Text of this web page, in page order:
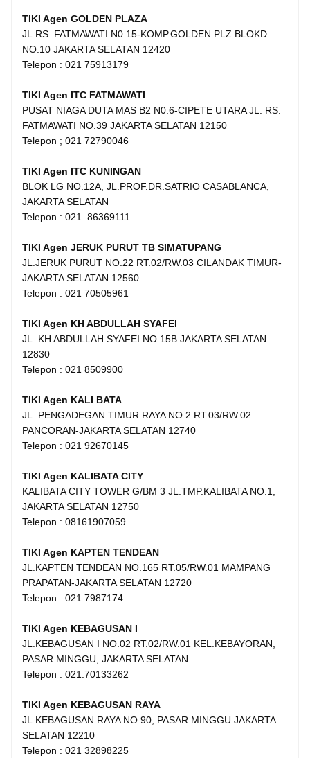
TIKI Agen GOLDEN PLAZA
JL.RS. FATMAWATI N0.15-KOMP.GOLDEN PLZ.BLOKD
NO.10 JAKARTA SELATAN 12420
Telepon : 021 75913179
TIKI Agen ITC FATMAWATI
PUSAT NIAGA DUTA MAS B2 N0.6-CIPETE UTARA JL. RS.
FATMAWATI NO.39 JAKARTA SELATAN 12150
Telepon ; 021 72790046
TIKI Agen ITC KUNINGAN
BLOK LG NO.12A, JL.PROF.DR.SATRIO CASABLANCA,
JAKARTA SELATAN
Telepon : 021. 86369111
TIKI Agen JERUK PURUT TB SIMATUPANG
JL.JERUK PURUT NO.22 RT.02/RW.03 CILANDAK TIMUR-
JAKARTA SELATAN 12560
Telepon : 021 70505961
TIKI Agen KH ABDULLAH SYAFEI
JL. KH ABDULLAH SYAFEI NO 15B JAKARTA SELATAN
12830
Telepon : 021 8509900
TIKI Agen KALI BATA
JL. PENGADEGAN TIMUR RAYA NO.2 RT.03/RW.02
PANCORAN-JAKARTA SELATAN 12740
Telepon : 021 92670145
TIKI Agen KALIBATA CITY
KALIBATA CITY TOWER G/BM 3 JL.TMP.KALIBATA NO.1,
JAKARTA SELATAN 12750
Telepon : 08161907059
TIKI Agen KAPTEN TENDEAN
JL.KAPTEN TENDEAN NO.165 RT.05/RW.01 MAMPANG
PRAPATAN-JAKARTA SELATAN 12720
Telepon : 021 7987174
TIKI Agen KEBAGUSAN I
JL.KEBAGUSAN I NO.02 RT.02/RW.01 KEL.KEBAYORAN,
PASAR MINGGU, JAKARTA SELATAN
Telepon : 021.70133262
TIKI Agen KEBAGUSAN RAYA
JL.KEBAGUSAN RAYA NO.90, PASAR MINGGU JAKARTA
SELATAN 12210
Telepon : 021 32898225